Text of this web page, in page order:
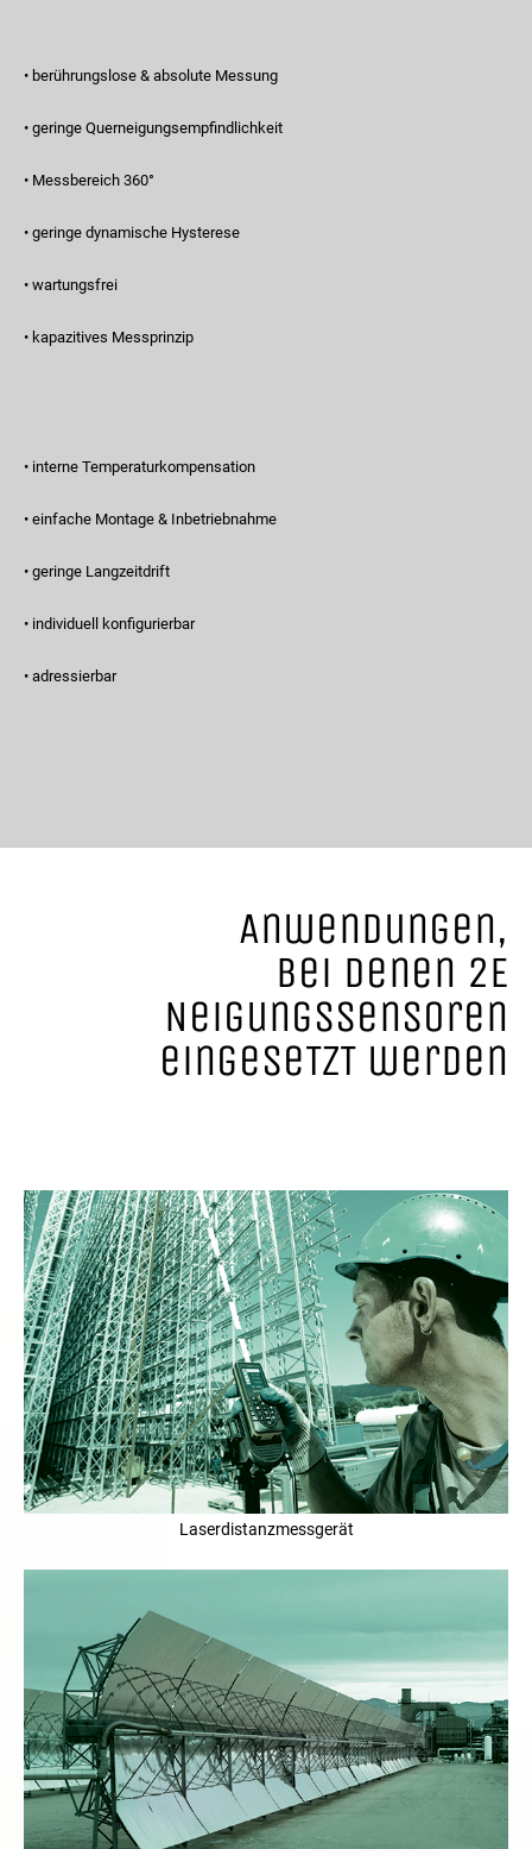
• berührungslose & absolute Messung
• geringe Querneigungsempfindlichkeit
• Messbereich 360°
• geringe dynamische Hysterese
• wartungsfrei
• kapazitives Messprinzip
• interne Temperaturkompensation
• einfache Montage & Inbetriebnahme
• geringe Langzeitdrift
• individuell konfigurierbar
• adressierbar
Anwendungen,
bei denen 2E
Neigungssensoren
eingeseTzT werden
Laserdistanzmessgerät